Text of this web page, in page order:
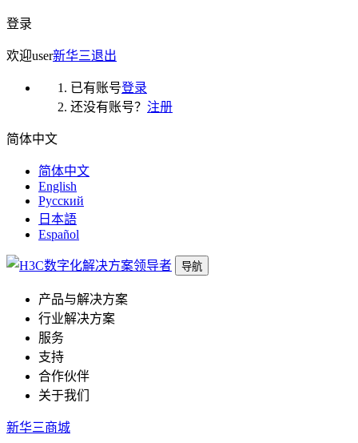
登录
欢迎user新华三退出
已有账号登录
还没有账号？ 注册
简体中文
简体中文
English
Русский
日本語
Español
导航
产品与解决方案
行业解决方案
服务
支持
合作伙伴
关于我们
新华三商城